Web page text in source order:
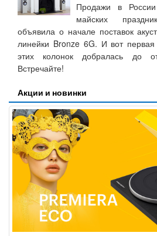
Продажи в
майских
объявила о начале поставок
линейки Bronze 6G. И вот первая
этих колонок добралась до
Встречайте!
Акции и новинки